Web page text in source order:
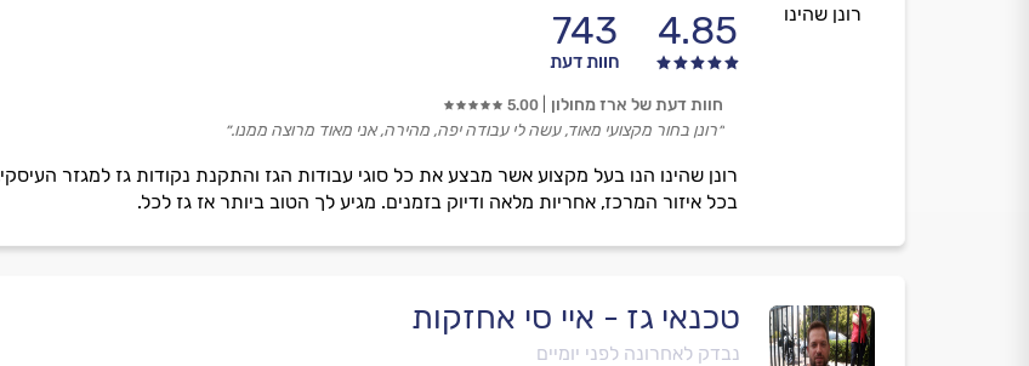
רונן שהינו 4.85
743
חוות דעת
רונן שהינו הנו בעל מקצוע אשר מבצע את כל סוגי עבודות הגז והתקנת נקודות גז למגזר
בכל איזור המרכז, אחריות מלאה ודיוק בזמנים. מגיע לך הטוב ביותר אז גז לכל.
חוות דעת של ארז מחולון 5.00
״רונן בחור מקצועי מאוד, עשה לי עבודה יפה, מהירה, אני מאוד מרוצה ממנו.״
טכנאי גז - איי סי אחזקות
נבדק לאחרונה לפני יומיים